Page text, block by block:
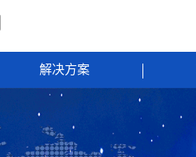
解决方案